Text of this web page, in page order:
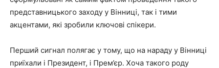
представницького заходу у Вінниці, так і тими
акцентами, які зробили ключові спікери.
Перший сигнал полягає у тому, що на нараду у Вінниці
приїхали і Президент, і Прем’єр. Хоча такого роду